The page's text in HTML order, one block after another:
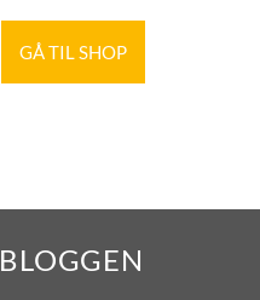
GÅ TIL SHOP